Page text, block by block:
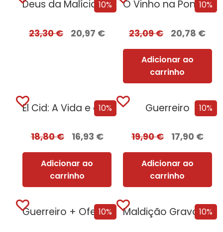
10%
Deus da Malícia – Edição com EDGES
23,30€ 20,97 €
10%
O Vinho na Ponta da Língua [Nova Edição]
23,09€ 20,78 €
Adicionar ao
carrinho
10%
El Cid: A Vida e o Legado de um Mercenário Medieval
18,80€ 16,93 €
Adicionar ao
carrinho
10%
Guerreiro
19,90€ 17,90 €
Adicionar ao
carrinho
10%
Guerreiro + Oferta Diário de Um Carbonário 10%
Maldição Gravada em Osso